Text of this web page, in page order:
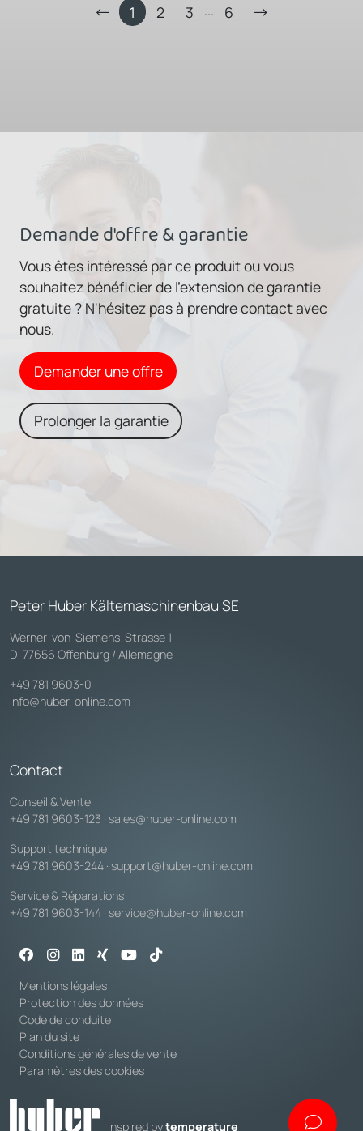
1 2 3 ... 6
Demande d'offre & garantie
Vous êtes intéressé par ce produit ou vous
souhaitez bénéficier de l'extension de garantie
gratuite ? N'hésitez pas à prendre contact avec
nous.
Demander une offre
Prolonger la garantie
Peter Huber Kältemaschinenbau SE
Werner-von-Siemens-Strasse 1
D-77656 Offenburg / Allemagne
+49 781 9603-0
info@huber-online.com
Contact
Conseil & Vente
+49 781 9603-123 · sales@huber-online.com
Support technique
+49 781 9603-244 · support@huber-online.com
Service & Réparations
+49 781 9603-144 · service@huber-online.com
Mentions légales
Protection des données
Code de conduite
Plan du site
Conditions générales de vente
Paramètres des cookies
Inspired bytemperature